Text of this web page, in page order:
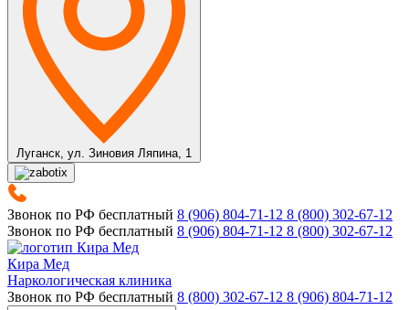
Луганск, ул. Зиновия Ляпина, 1
Звонок по РФ бесплатный 8 (906) 804-71-12 8 (800) 302-67-12
Звонок по РФ бесплатный 8 (906) 804-71-12 8 (800) 302-67-12
Кира Мед
Наркологическая клиника
Звонок по РФ бесплатный 8 (800) 302-67-12 8 (906) 804-71-12